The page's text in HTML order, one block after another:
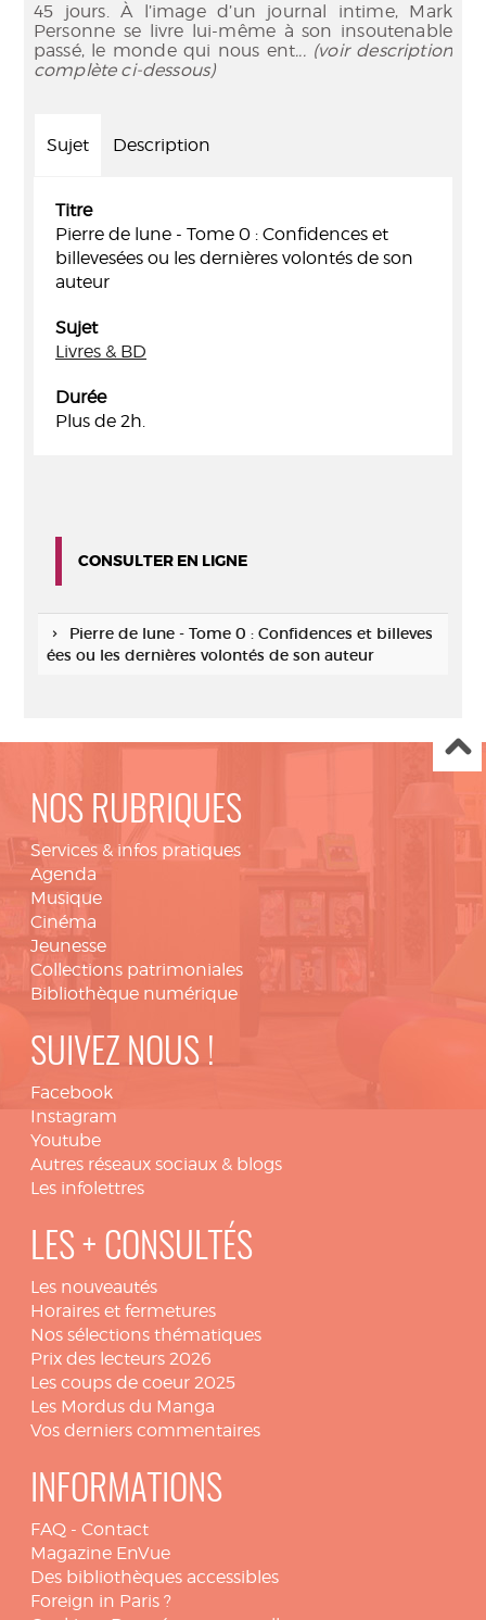
45 jours. À l’image d’un journal intime, Mark
Personne se livre lui-même à son insoutenable
passé, le monde qui nous ent... (voir description
complète ci-dessous)
Sujet Description
Titre
Pierre de lune - Tome 0 : Confidences et
billevesées ou les dernières volontés de son
auteur
Sujet
Livres & BD
Durée
Plus de 2h.
CONSULTER EN LIGNE
Pierre de lune - Tome 0 : Confidences et billeves
ées ou les dernières volontés de son auteur
NOS RUBRIQUES
Services & infos pratiques
Agenda
Musique
Cinéma
Jeunesse
Collections patrimoniales
Bibliothèque numérique
SUIVEZ NOUS !
Facebook
Instagram
Youtube
Autres réseaux sociaux & blogs
Les infolettres
LES + CONSULTÉS
Les nouveautés
Horaires et fermetures
Nos sélections thématiques
Prix des lecteurs 2026
Les coups de coeur 2025
Les Mordus du Manga
Vos derniers commentaires
INFORMATIONS
FAQ - Contact
Magazine EnVue
Des bibliothèques accessibles
Foreign in Paris ?